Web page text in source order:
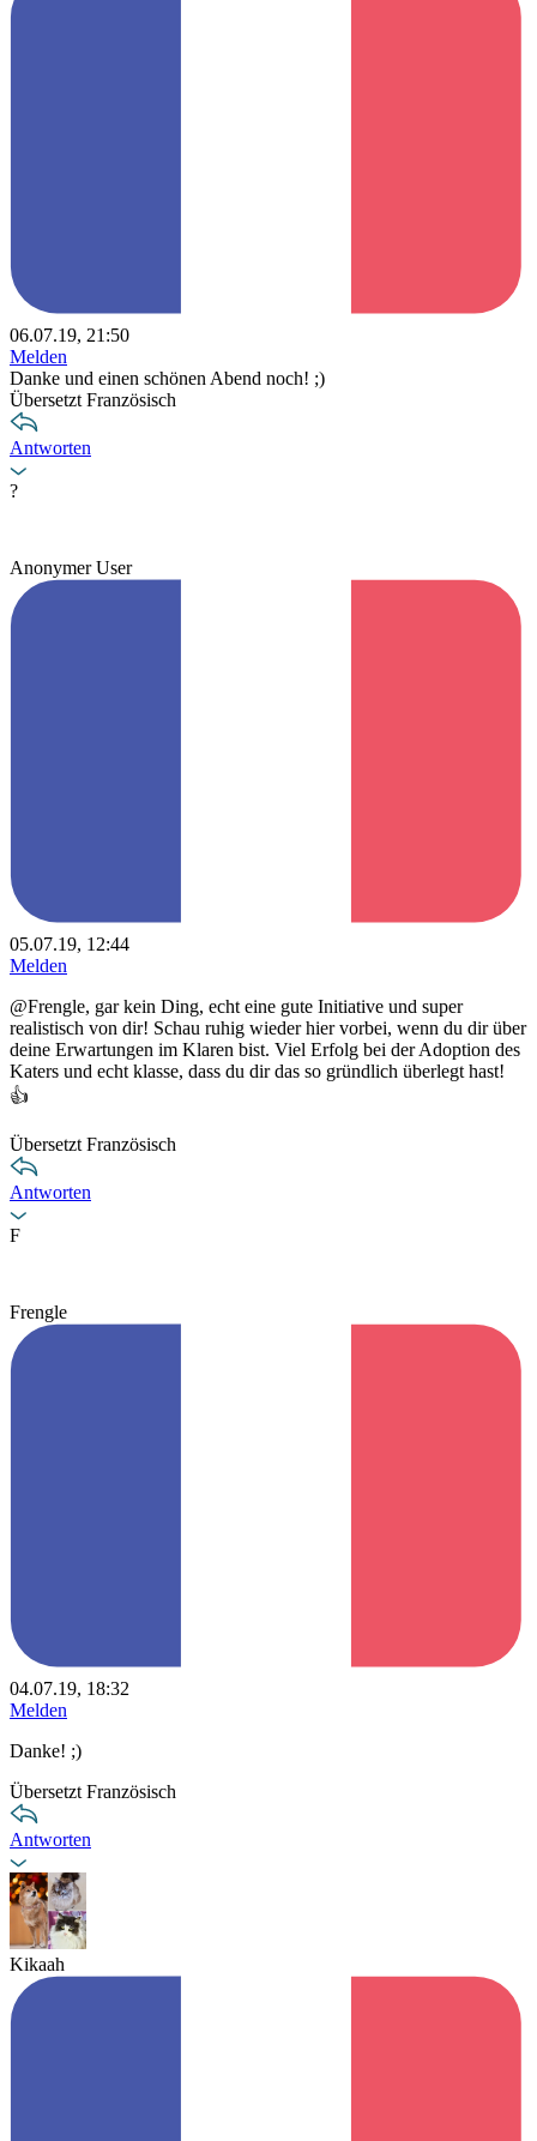
06.07.19, 21:50
Melden
Danke und einen schönen Abend noch! ;)
Übersetzt Französisch
Antworten
?
Anonymer User
05.07.19, 12:44
Melden
@Frengle, gar kein Ding, echt eine gute Initiative und super
realistisch von dir! Schau ruhig wieder hier vorbei, wenn du dir über
deine Erwartungen im Klaren bist. Viel Erfolg bei der Adoption des
Katers und echt klasse, dass du dir das so gründlich überlegt hast!
👍
Übersetzt Französisch
Antworten
F
Frengle
04.07.19, 18:32
Melden
Danke! ;)
Übersetzt Französisch
Antworten
Kikaah